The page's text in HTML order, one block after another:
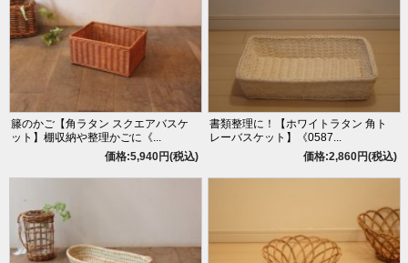
籐のかご【角ラタン スクエアバスケ
ット】棚収納や整理かごに《...
価格:5,940円(税込)
書類整理に！【ホワイトラタン 角ト
レーバスケット】《0587...
価格:2,860円(税込)